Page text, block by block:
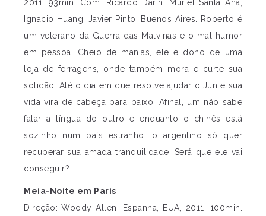
2011, 93min. Com: Ricardo Darín, Muriel Santa Ana,
Ignacio Huang, Javier Pinto. Buenos Aires. Roberto é
um veterano da Guerra das Malvinas e o mal humor
em pessoa. Cheio de manias, ele é dono de uma
loja de ferragens, onde também mora e curte sua
solidão. Até o dia em que resolve ajudar o Jun e sua
vida vira de cabeça para baixo. Afinal, um não sabe
falar a língua do outro e enquanto o chinês está
sozinho num país estranho, o argentino só quer
recuperar sua amada tranquilidade. Será que ele vai
conseguir?
Meia-Noite em Paris
Direção: Woody Allen, Espanha, EUA, 2011, 100min.